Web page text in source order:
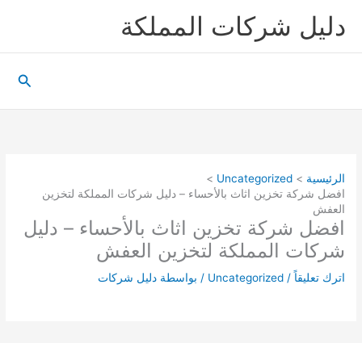
دليل شركات المملكة
الرئيسية
Uncategorized
افضل شركة تخزين اثاث بالأحساء – دليل شركات المملكة لتخزين
العفش
افضل شركة تخزين اثاث بالأحساء – دليل
شركات المملكة لتخزين العفش
اترك تعليقاً /
Uncategorized / بواسطة دليل شركات